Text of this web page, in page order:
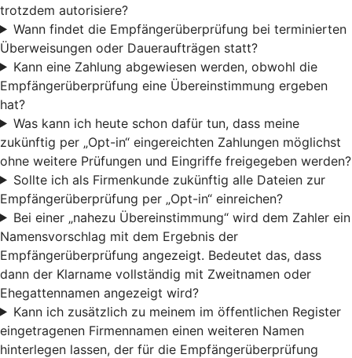
trotzdem autorisiere?
Wann findet die Empfängerüberprüfung bei terminierten
Überweisungen oder Daueraufträgen statt?
Kann eine Zahlung abgewiesen werden, obwohl die
Empfängerüberprüfung eine Übereinstimmung ergeben
hat?
Was kann ich heute schon dafür tun, dass meine
zukünftig per „Opt-in“ eingereichten Zahlungen möglichst
ohne weitere Prüfungen und Eingriffe freigegeben werden?
Sollte ich als Firmenkunde zukünftig alle Dateien zur
Empfängerüberprüfung per „Opt-in“ einreichen?
Bei einer „nahezu Übereinstimmung“ wird dem Zahler ein
Namensvorschlag mit dem Ergebnis der
Empfängerüberprüfung angezeigt. Bedeutet das, dass
dann der Klarname vollständig mit Zweitnamen oder
Ehegattennamen angezeigt wird?
Kann ich zusätzlich zu meinem im öffentlichen Register
eingetragenen Firmennamen einen weiteren Namen
hinterlegen lassen, der für die Empfängerüberprüfung